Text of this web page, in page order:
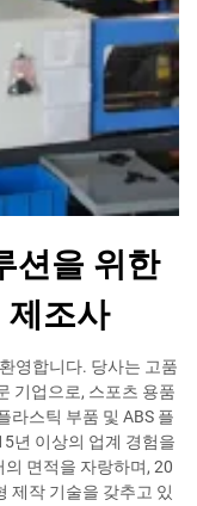
션을 위한
제조사
영합니다. 당사는 고품
기업으로, 스포츠 용품
라스틱 부품 및 ABS 플
년 이상의 업계 경험을
면적을 자랑하며, 20
제작 기술을 갖추고 있